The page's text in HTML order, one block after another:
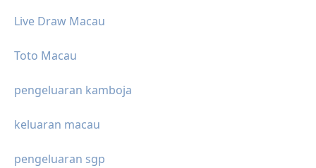
Live Draw Macau
Toto Macau
pengeluaran kamboja
keluaran macau
pengeluaran sgp